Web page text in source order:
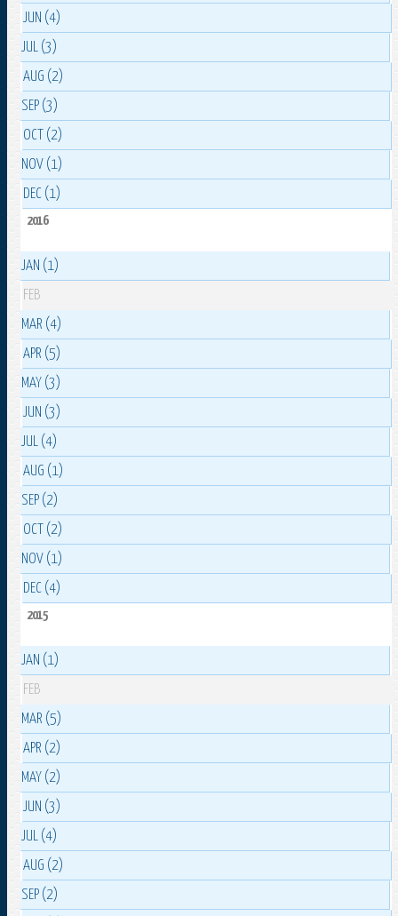
JUN (4)
JUL (3)
AUG (2)
SEP (3)
OCT (2)
NOV (1)
DEC (1)
2016
JAN (1)
FEB
MAR (4)
APR (5)
MAY (3)
JUN (3)
JUL (4)
AUG (1)
SEP (2)
OCT (2)
NOV (1)
DEC (4)
2015
JAN (1)
FEB
MAR (5)
APR (2)
MAY (2)
JUN (3)
JUL (4)
AUG (2)
SEP (2)